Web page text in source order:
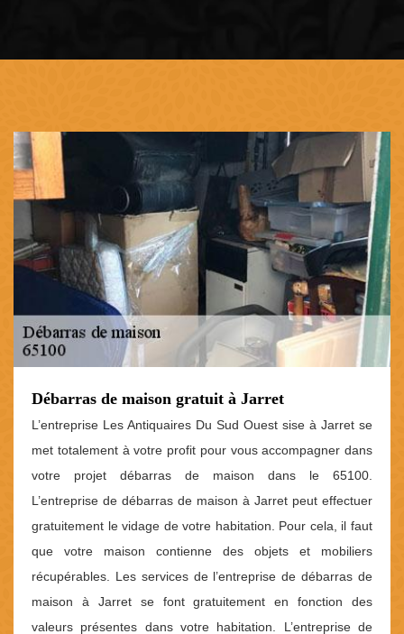
Débarras de maison gratuit à Jarret
L’entreprise Les Antiquaires Du Sud Ouest sise à Jarret se
met totalement à votre profit pour vous accompagner dans
votre projet débarras de maison dans le 65100.
L’entreprise de débarras de maison à Jarret peut effectuer
gratuitement le vidage de votre habitation. Pour cela, il faut
que votre maison contienne des objets et mobiliers
récupérables. Les services de l’entreprise de débarras de
maison à Jarret se font gratuitement en fonction des
valeurs présentes dans votre habitation. L’entreprise de